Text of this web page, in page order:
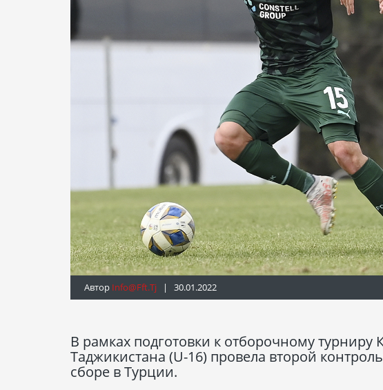
Автор Info@fft.tj | 30.01.2022
В рамках подготовки к отборочному
Таджикистана (U-16) провела второй
сборе в Турции.